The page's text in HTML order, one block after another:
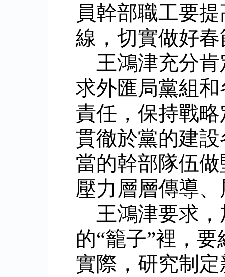
員幹部職工要
線，切實做好
王鴻津充分
求外匯局黨組
責任，保持戰
貫徹於黨的建
當的幹部隊伍
壓力層層傳導
王鴻津要求
的“籠子”裡，
實際，研究制